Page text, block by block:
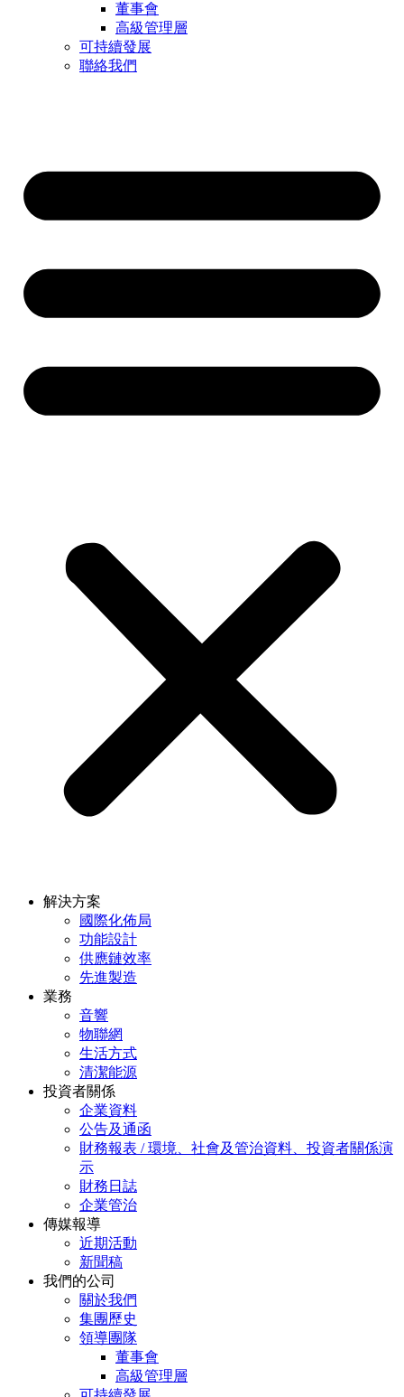
董事會
高級管理層
可持續發展
聯絡我們
解決方案
國際化佈局
功能設計
供應鏈效率
先進製造
業務
音響
物聯網
生活方式
清潔能源
投資者關係
企業資料
公告及通函
財務報表 / 環境、社會及管治資料、投資者關係演
示
財務日誌
企業管治
傳媒報導
近期活動
新聞稿
我們的公司
關於我們
集團歷史
領導團隊
董事會
高級管理層